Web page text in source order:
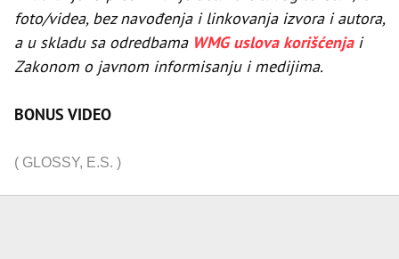
foto/videa, bez navođenja i linkovanja izvora i autora,
a u skladu sa odredbama WMG uslova korišćenjai
Zakonom o javnom informisanju i medijima.
BONUS VIDEO
( GLOSSY, E.S. )